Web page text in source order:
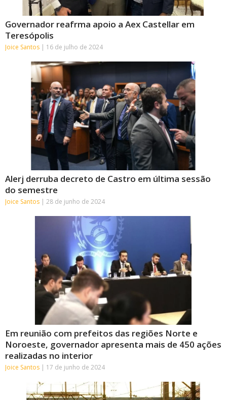
Governador reafrma apoio a Aex Castellar em
Teresópolis
Joice Santos 16 de julho de 2024
Alerj derruba decreto de Castro em última sessão
do semestre
Joice Santos 28 de junho de 2024
Em reunião com prefeitos das regiões Norte e
Noroeste, governador apresenta mais de 450 ações
realizadas no interior
Joice Santos 17 de junho de 2024